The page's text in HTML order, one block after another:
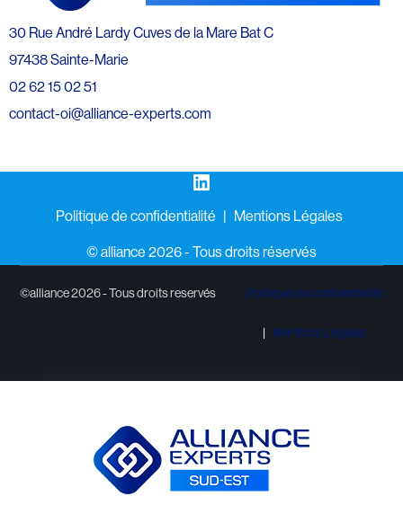
30 Rue André Lardy Cuves de la Mare Bat C
97438 Sainte-Marie
02 62 15 02 51
contact-oi@alliance-experts.com
LinkedIn
Politique de confidentialité
Mentions Légales
©️ alliance 2026 - Tous droits réservés
©alliance 2026 - Tous droits reservés Politique de confidentialité
Mentions Légales